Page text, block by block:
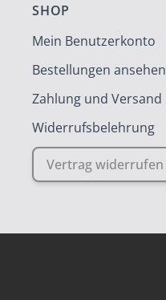
SHOP
Mein Benutzerkonto
Bestellungen ansehen
Zahlung und Versand
Widerrufsbelehrung
Vertrag widerrufen